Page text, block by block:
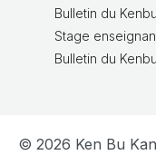
Bulletin du
Stage
Bulletin du
© 2026 Ken Bu